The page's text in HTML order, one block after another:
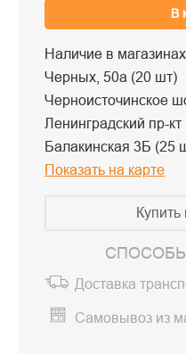
В
Наличие в магазинах
Черных, 50а (20 шт)
Черноисточинское
Ленинградский пр-
Балакинская 3Б (25
Показать на карте
Купить
Доставка
Самовывоз из